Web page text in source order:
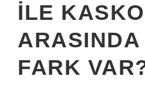
ILE KASKO
ARASINDA
FARK